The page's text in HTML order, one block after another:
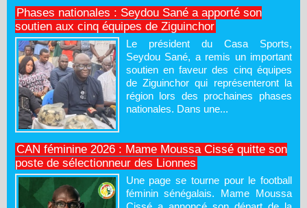
Phases nationales : Seydou Sané a apporté son
soutien aux cinq équipes de Ziguinchor
Le président du Casa Sports,
Seydou Sané, a remis un important
soutien en faveur des cinq équipes
de Ziguinchor qui représenteront la
région lors des prochaines phases
nationales. Dans une...
CAN féminine 2026 : Mame Moussa Cissé quitte son
poste de sélectionneur des Lionnes
Une page se tourne pour le football
féminin sénégalais. Mame Moussa